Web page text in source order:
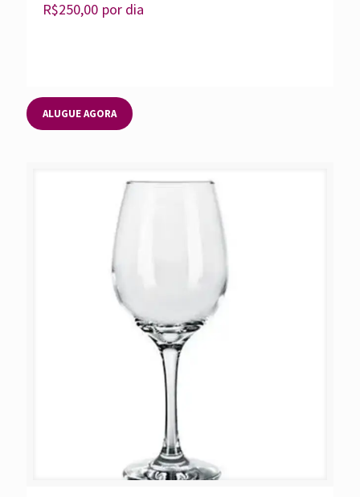
R$250,00 por dia
ALUGUE AGORA